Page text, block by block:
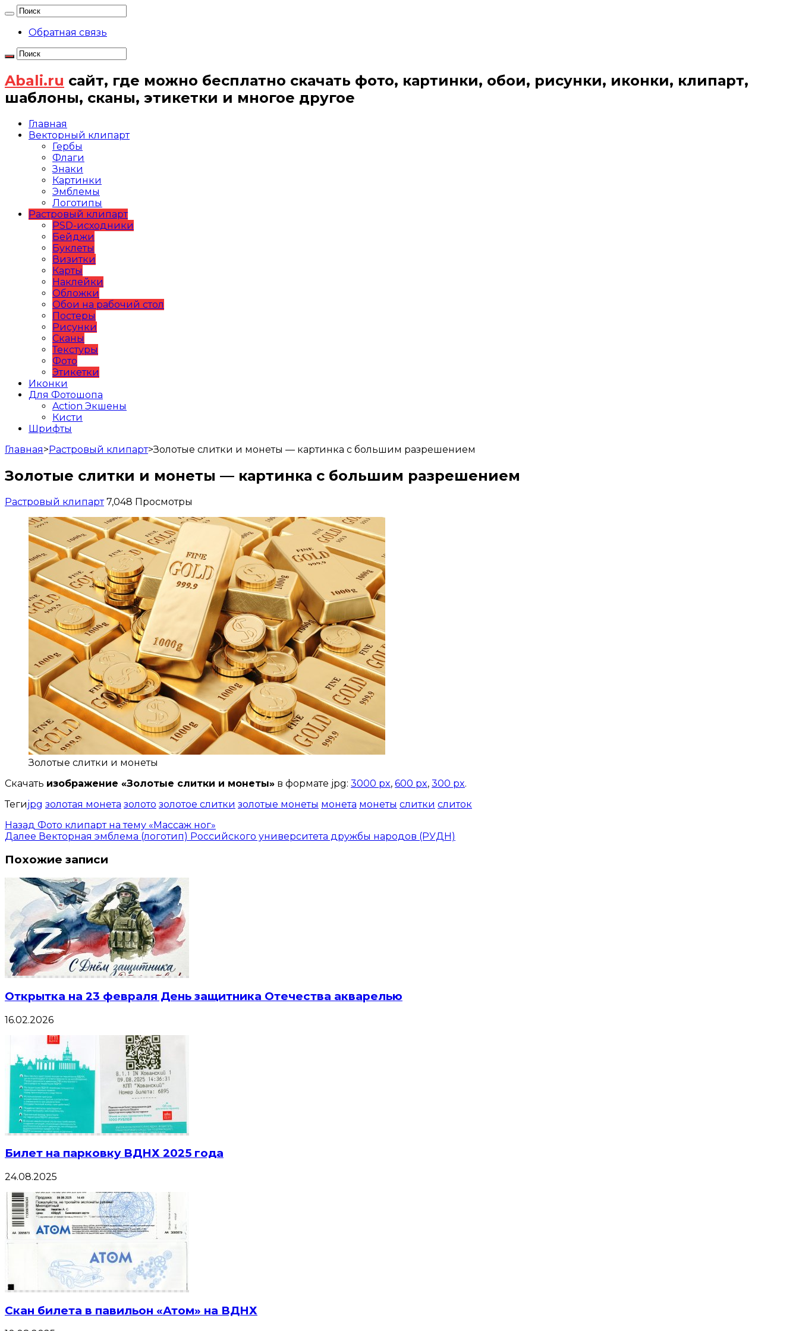
Обратная связь
Abali.ru сайт, где можно бесплатно скачать фото, картинки, обои, рисунки, иконки, клипарт,
шаблоны, сканы, этикетки и многое другое
Главная
Векторный клипарт
Гербы
Флаги
Знаки
Картинки
Эмблемы
Логотипы
Растровый клипарт
PSD-исходники
Бейджи
Буклеты
Визитки
Карты
Наклейки
Обложки
Обои на рабочий стол
Постеры
Рисунки
Сканы
Текстуры
Фото
Этикетки
Иконки
Для Фотошопа
Action Экшены
Кисти
Шрифты
Главная>Растровый клипарт>Золотые слитки и монеты — картинка с большим разрешением
Золотые слитки и монеты — картинка с большим разрешением
Растровый клипарт 7,048 Просмотры
Золотые слитки и монеты
Скачать изображение «Золотые слитки и монеты» в формате jpg: 3000 px, 600 px, 300 px.
Тегиjpg золотая монета золото золотое слитки золотые монеты монета монеты слитки слиток
Назад Фото клипарт на тему «Массаж ног»
Далее Векторная эмблема (логотип) Российского университета дружбы народов (РУДН)
Похожие записи
Открытка на 23 февраля День защитника Отечества акварелью
16.02.2026
Билет на парковку ВДНХ 2025 года
24.08.2025
Скан билета в павильон «Атом» на ВДНХ